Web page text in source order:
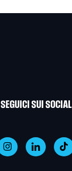
SEGUICI SUI SOCIAL